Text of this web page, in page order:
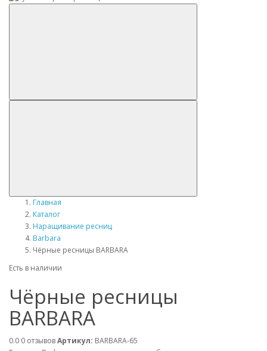
Главная
Каталог
Наращивание ресниц
Barbara
Чёрные ресницы BARBARA
Есть в наличии
Чёрные ресницы
BARBARA
0.0 0 отзывовАртикул: BARBARA-65